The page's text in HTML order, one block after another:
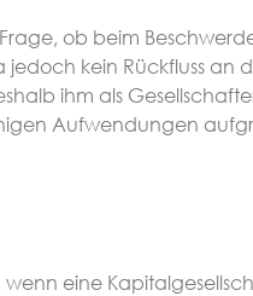
ob beim
jedoch kein Rückfluss
ihm als
Aufwendungen
eine